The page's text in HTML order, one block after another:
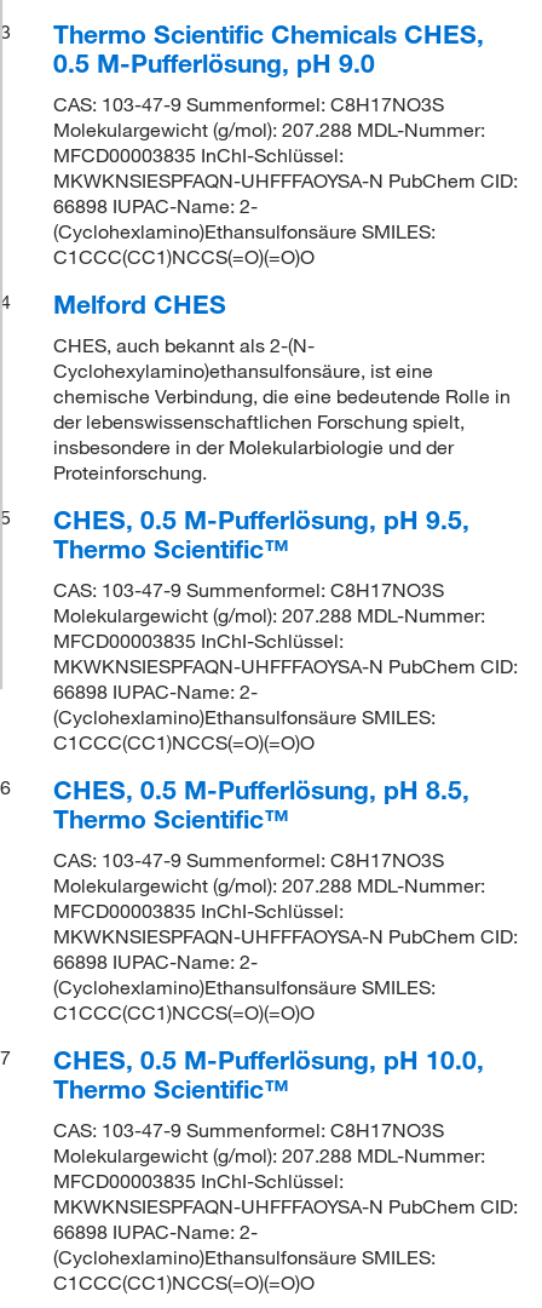
3
Thermo Scientific Chemicals CHES,
0.5 M-Pufferlösung, pH 9.0
CAS: 103-47-9 Summenformel: C8H17NO3S
Molekulargewicht (g/mol): 207.288 MDL-Nummer:
MFCD00003835 InChI-Schlüssel:
MKWKNSIESPFAQN-UHFFFAOYSA-N PubChem CID:
66898 IUPAC-Name: 2-
(Cyclohexlamino)Ethansulfonsäure SMILES:
C1CCC(CC1)NCCS(=O)(=O)O
4
Melford CHES
CHES, auch bekannt als 2-(N-
Cyclohexylamino)ethansulfonsäure, ist eine
chemische Verbindung, die eine bedeutende Rolle in
der lebenswissenschaftlichen Forschung spielt,
insbesondere in der Molekularbiologie und der
Proteinforschung.
5
CHES, 0.5 M-Pufferlösung, pH 9.5,
Thermo Scientific™
CAS: 103-47-9 Summenformel: C8H17NO3S
Molekulargewicht (g/mol): 207.288 MDL-Nummer:
MFCD00003835 InChI-Schlüssel:
MKWKNSIESPFAQN-UHFFFAOYSA-N PubChem CID:
66898 IUPAC-Name: 2-
(Cyclohexlamino)Ethansulfonsäure SMILES:
C1CCC(CC1)NCCS(=O)(=O)O
6
CHES, 0.5 M-Pufferlösung, pH 8.5,
Thermo Scientific™
CAS: 103-47-9 Summenformel: C8H17NO3S
Molekulargewicht (g/mol): 207.288 MDL-Nummer:
MFCD00003835 InChI-Schlüssel:
MKWKNSIESPFAQN-UHFFFAOYSA-N PubChem CID:
66898 IUPAC-Name: 2-
(Cyclohexlamino)Ethansulfonsäure SMILES:
C1CCC(CC1)NCCS(=O)(=O)O
7
CHES, 0.5 M-Pufferlösung, pH 10.0,
Thermo Scientific™
CAS: 103-47-9 Summenformel: C8H17NO3S
Molekulargewicht (g/mol): 207.288 MDL-Nummer:
MFCD00003835 InChI-Schlüssel:
MKWKNSIESPFAQN-UHFFFAOYSA-N PubChem CID:
66898 IUPAC-Name: 2-
(Cyclohexlamino)Ethansulfonsäure SMILES:
C1CCC(CC1)NCCS(=O)(=O)O